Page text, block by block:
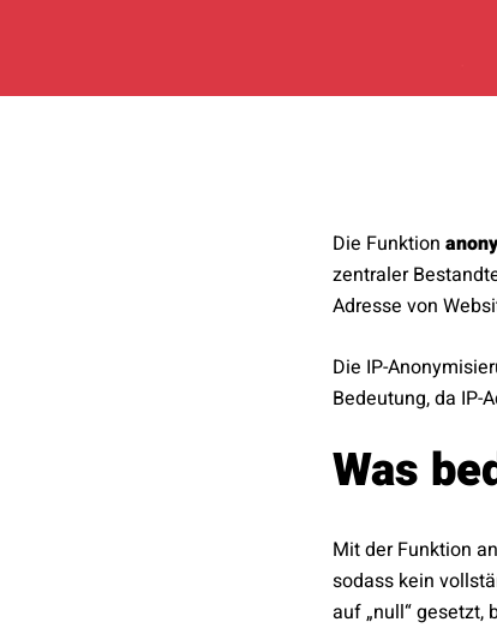
Die Funktion
zentraler
Adresse von
Die IP-
Bedeutung, da IP-
Was
Mit der Funktion
sodass kein
auf „null“ gesetzt,